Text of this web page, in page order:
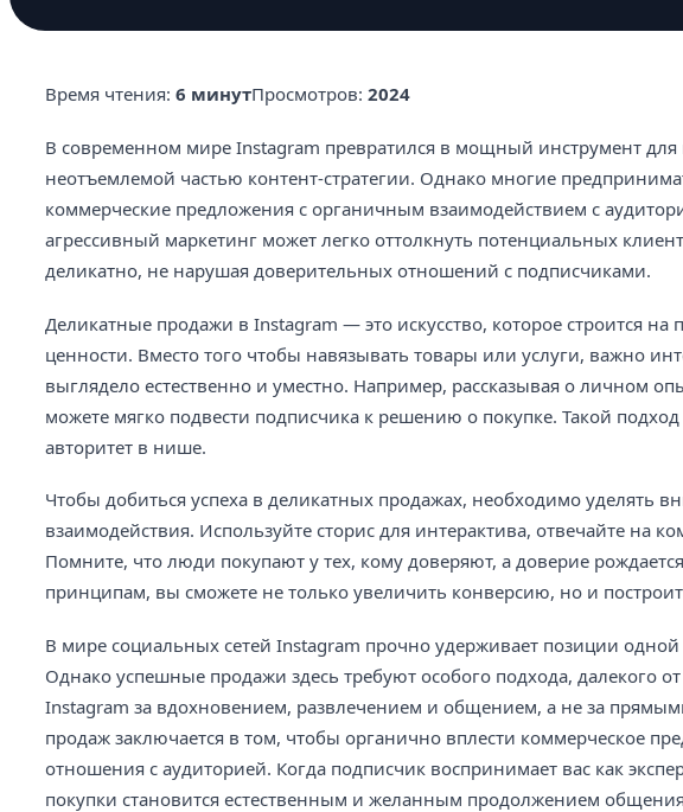
Время чтения: 6 минутПросмотров: 2024
В современном мире Instagram превратился в мощный инструмент для
неотъемлемой частью контент-стратегии. Однако многие
коммерческие предложения с органичным взаимодействием с
агрессивный маркетинг может легко оттолкнуть потенциальных
деликатно, не нарушая доверительных отношений с подписчиками.
Деликатные продажи в Instagram — это искусство, которое строится
ценности. Вместо того чтобы навязывать товары или услуги, важно
выглядело естественно и уместно. Например, рассказывая о личном
можете мягко подвести подписчика к решению о покупке. Такой
авторитет в нише.
Чтобы добиться успеха в деликатных продажах, необходимо уделять
взаимодействия. Используйте сторис для интерактива, отвечайте на
Помните, что люди покупают у тех, кому доверяют, а доверие
принципам, вы сможете не только увеличить конверсию, но и
В мире социальных сетей Instagram прочно удерживает позиции
Однако успешные продажи здесь требуют особого подхода, далекого
Instagram за вдохновением, развлечением и общением, а не за
продаж заключается в том, чтобы органично вплести коммерческое
отношения с аудиторией. Когда подписчик воспринимает вас как
покупки становится естественным и желанным продолжением